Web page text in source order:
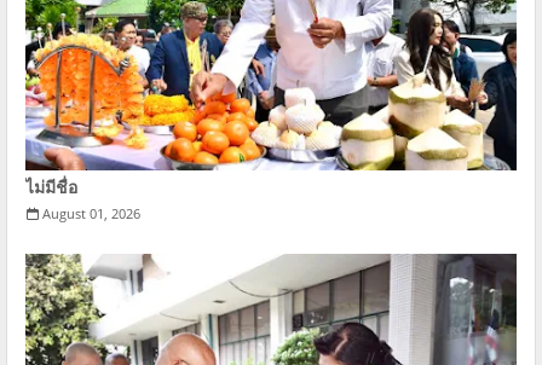
ไม่มีชื่อ
August 01, 2026